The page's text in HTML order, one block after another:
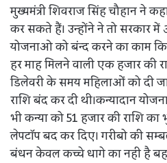
मुख्यमंत्री शिवराज सिंह चौहान ने
कर सकते हैं। उन्होंने ने तो सरकार
योजनाओ को बंन्द करने का काम
हर माह मिलने वाली एक हजार की
डिलेवरी के समय महिलाओं को दी
राशि बंद कर दी थी।कन्यादान
भी कन्या को 51 हजार की राशि
लेपटॉप बद कर दिए। गरीबो की
बंधन केवल कच्चे धागे का नही है